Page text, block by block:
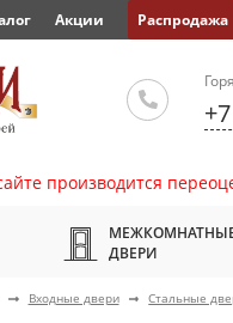
Акции Распродажа
производится
ДВЕРИ
Входные двери Стальные